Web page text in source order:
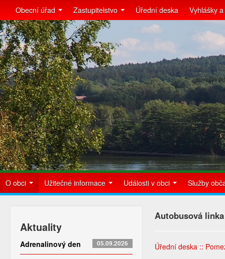
Obecní úřad Zastupitelstvo Úřední deska Vyhlášky
O obci Užitečné informace Události v obci Služby
Aktuality
Adrenalinový den 05.09.2026
Autobusová
Úřední deska ::